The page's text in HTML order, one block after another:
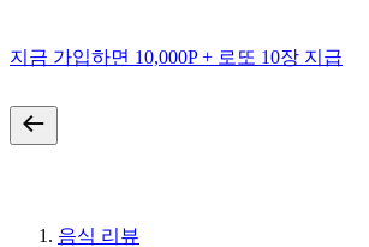
지금 가입하면 10,000P + 로또 10장 지급
음식 리뷰